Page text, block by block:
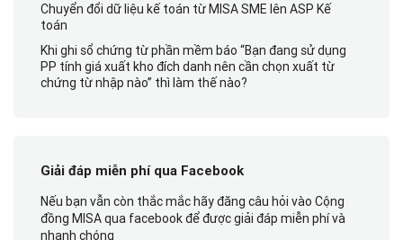
Chuyển đổi dữ liệu kế toán từ MISA SME lên ASP Kế
toán
Khi ghi sổ chứng từ phần mềm báo “Bạn đang sử dụng
PP tính giá xuất kho đích danh nên cần chọn xuất từ
chứng từ nhập nào” thì làm thế nào?
Giải đáp miễn phí qua Facebook
Nếu bạn vẫn còn thắc mắc hãy đăng câu hỏi vào Cộng
đồng MISA qua facebook để được giải đáp miễn phí và
nhanh chóng